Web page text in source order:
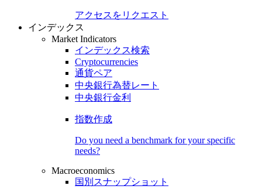
アクセスをリクエスト
インデックス
Market Indicators
インデックス検索
Cryptocurrencies
通貨ペア
中央銀行為替レート
中央銀行金利
指数作成
Do you need a benchmark for your specific
needs?
Macroeconomics
国別スナップショット